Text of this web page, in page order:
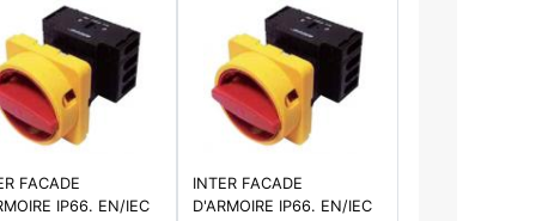
FACADE
IP66. EN/IEC
INTER FACADE
D'ARMOIRE IP66. EN/IEC